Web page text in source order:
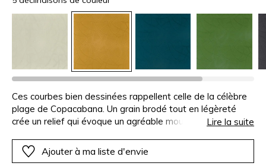
Ces courbes bien dessinées rappellent celle de la célèbre
plage de Copacabana. Un grain brodé tout en légèreté
crée un relief qui évoque un agréable mouvement de
particulièrement chaleureux, le tracé marque la matière
comme une gravure, et cet effet est d’autant plus
Lire la suite
Ajouter à ma liste d'envie